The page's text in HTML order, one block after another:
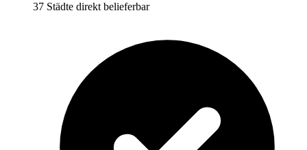
37 Städte direkt belieferbar